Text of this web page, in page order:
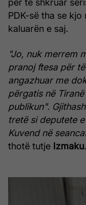
për të shkruar
PDK-së tha se
kaluarën e saj.
"Jo, nuk merrem
pranoj ftesa për
angazhuar me
përgatis në
publikun".
tretë si deputete
Kuvend në
thotë tutje Izmaku.